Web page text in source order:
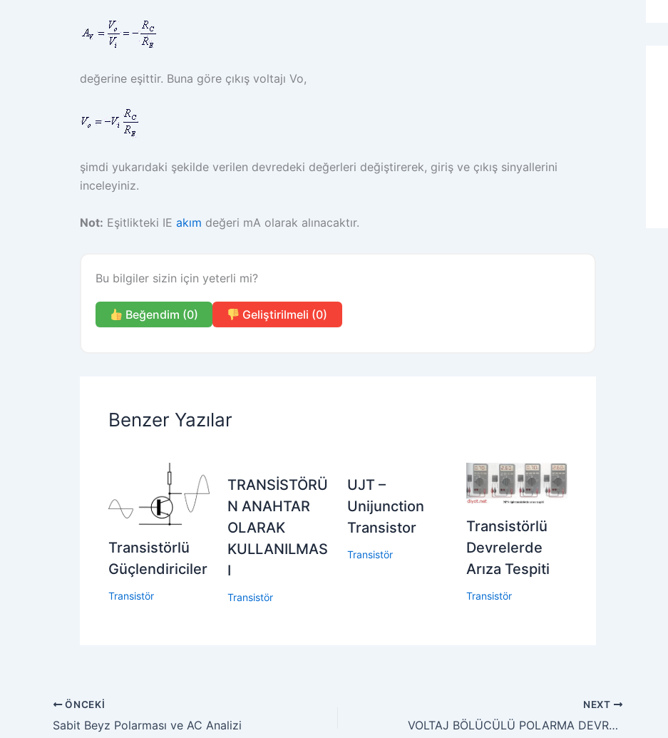
değerine eşittir. Buna göre çıkış voltajı Vo,
şimdi yukarıdaki şekilde verilen devredeki değerleri değiştirerek, giriş ve çıkış sinyallerini
inceleyiniz.
Not: Eşitlikteki IE akım değeri mA olarak alınacaktır.
Bu bilgiler sizin için yeterli mi?
Beğendim (0) Geliştirilmeli (0)
Benzer Yazılar
Transistörlü
Güçlendiriciler
Transistör
TRANSİSTÖRÜ
N ANAHTAR
OLARAK
KULLANILMAS
I
Transistör
UJT –
Unijunction
Transistor
Transistör
Transistörlü
Devrelerde
Arıza Tespiti
Transistör
ÖNCEKI
Sabit Beyz Polarması ve AC Analizi
NEXT
VOLTAJ BÖLÜCÜLÜ POLARMA DEVRESİ VE AC ANALİZİ